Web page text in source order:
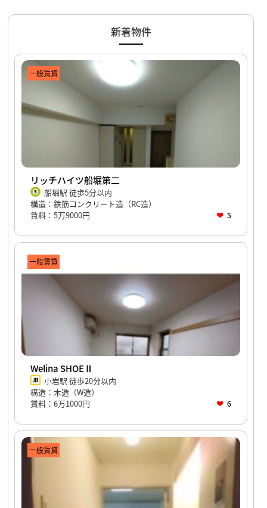
新着物件
一般賃貸
リッチハイツ船堀第二
船堀駅 徒歩5分以内
構造：鉄筋コンクリート造（RC造）
賃料：5万9000円
5
一般賃貸
Welina SHOEⅡ
小岩駅 徒歩20分以内
構造：木造（W造）
賃料：6万1000円
6
一般賃貸